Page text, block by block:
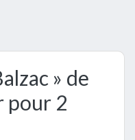
» de
pour 2